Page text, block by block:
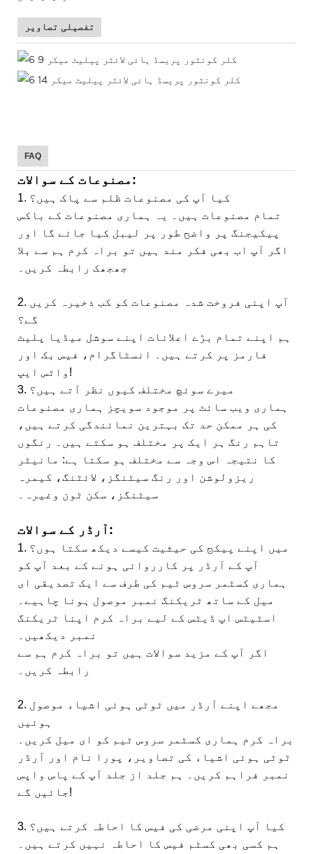
تفصیلی تصاویر
FAQ
مصنوعات کے سوالات:
1. کیا آپ کی مصنوعات ظلم سے پاک ہیں؟
تمام مصنوعات ہیں۔ یہ ہماری مصنوعات کے باکس
پیکیجنگ پر واضح طور پر لیبل کیا جائے گا اور
اگر آپ اب بھی فکر مند ہیں تو براہ کرم ہم سے بلا
جھجھک رابطہ کریں۔
2. آپ اپنی فروخت شدہ مصنوعات کو کب ذخیرہ کریں
گے؟
ہم اپنے تمام بڑے اعلانات اپنے سوشل میڈیا پلیٹ
فارمز پر کرتے ہیں۔ انسٹاگرام، فیس بک اور
واٹس ایپ!
3. میرے سوئچ مختلف کیوں نظر آتے ہیں؟
ہماری ویب سائٹ پر موجود سویچز ہماری مصنوعات
کی ہر ممکن حد تک بہترین نمائندگی کرتے ہیں،
تاہم رنگ ہر ایک پر مختلف ہو سکتے ہیں۔ رنگوں
کا نتیجہ اس وجہ سے مختلف ہو سکتا ہے: مانیٹر
ریزولوشن اور رنگ سیٹنگز، لائٹنگ، کیمرہ
سیٹنگز، سکن ٹون وغیرہ۔
آرڈر کے سوالات:
1. میں اپنے پیکج کی حیثیت کیسے دیکھ سکتا ہوں؟
آپ کے آرڈر پر کارروائی ہونے کے بعد آپ کو
ہماری کسٹمر سروس ٹیم کی طرف سے ایک تصدیقی ای
میل کے ساتھ ٹریکنگ نمبر موصول ہونا چاہیے۔
اسٹیٹس اپ ڈیٹس کے لیے براہ کرم اپنا ٹریکنگ
نمبر دیکھیں۔
اگر آپ کے مزید سوالات ہیں تو براہ کرم ہم سے
رابطہ کریں۔
2. مجھے اپنے آرڈر میں ٹوٹی ہوئی اشیاء موصول
ہوئیں
براہ کرم ہماری کسٹمر سروس ٹیم کو ای میل کریں۔
ٹوٹی ہوئی اشیاء کی تصاویر، پورا نام اور آرڈر
نمبر فراہم کریں۔ ہم جلد از جلد آپ کے پاس واپس
جائیں گے!
3. کیا آپ اپنی مرضی کی فیس کا احاطہ کرتے ہیں؟
ہم کسی بھی کسٹم فیس کا احاطہ نہیں کرتے ہیں۔